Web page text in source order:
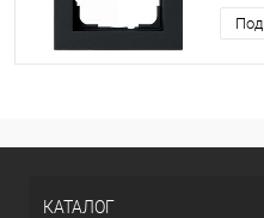
КАТАЛОГ